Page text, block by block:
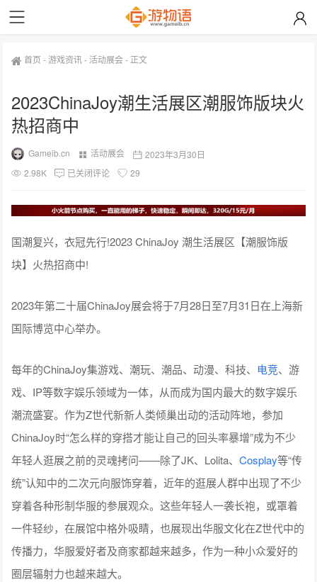
首页 -游戏资讯-活动展会- 正文
2023ChinaJoy潮生活展区潮服饰版块火
热招商中
Gameib.cn 活动展会
2023年3月30日
2.98K
已关闭评论 29
国潮复兴，衣冠先行!2023 ChinaJoy 潮生活展区【潮服饰版
块】火热招商中!
2023年第二十届ChinaJoy展会将于7月28日至7月31日在上海新
国际博览中心举办。
每年的ChinaJoy集游戏、潮玩、潮品、动漫、科技、 电竞、游
戏、IP等数字娱乐领域为一体，从而成为国内最大的数字娱乐
潮流盛宴。作为Z世代新新人类倾巢出动的活动阵地，参加
ChinaJoy时“怎么样的穿搭才能让自己的回头率暴增”成为不少
年轻人逛展之前的灵魂拷问——除了JK、Lolita、Cosplay等“传
统”认知中的二次元向服饰穿着，近年的逛展人群中出现了不少
穿着各种形制华服的参展观众。这些年轻人一袭长袍，或罩着
一件轻纱，在展馆中格外吸睛，也展现出华服文化在Z世代中的
传播力，华服爱好者及商家都越来越多，作为一种小众爱好的
圈层辐射力也越来越大。